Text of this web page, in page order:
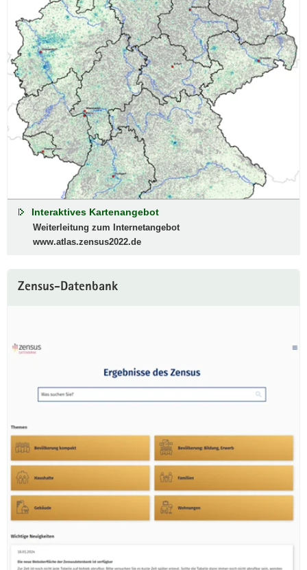
Interaktives Kartenangebot
Weiterleitung zum Internetangebot
www.atlas.zensus2022.de
Zensus-Datenbank